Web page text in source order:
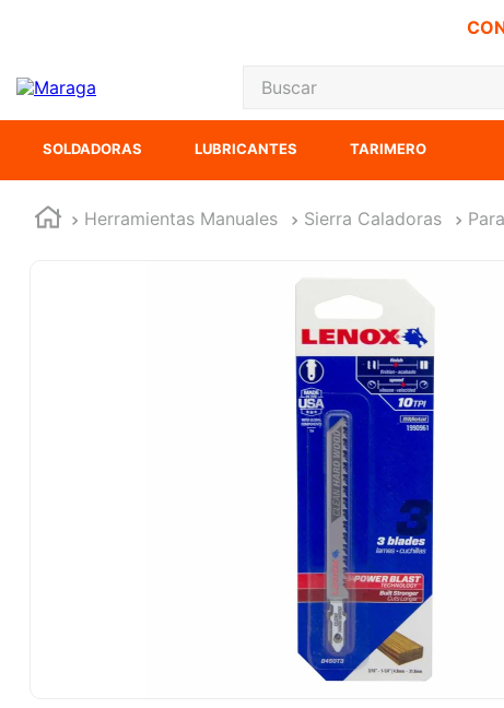
Buscar
SOLDADORAS LUBRICANTES TARIMERO
Herramientas Manuales Sierra Caladoras
TÉRMINOS MÁS
5.
6.
lenox
7.
esmeriladora
clavos
-cut